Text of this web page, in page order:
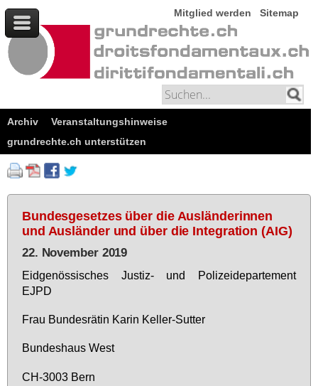
Mitglied werden Sitemap
Archiv
Veranstaltungshinweise
grundrechte.ch unterstützen
Bundesgesetzes über die Ausländerinnen
und Ausländer und über die Integration (AIG)
22. November 2019
Eid­ge­nös­si­sches Jus­tiz- und Po­li­zei­de­par­te­ment
EJPD
Frau Bun­des­rä­tin Ka­rin Kel­ler-Sut­ter
Bun­des­haus West
CH-3003 Bern